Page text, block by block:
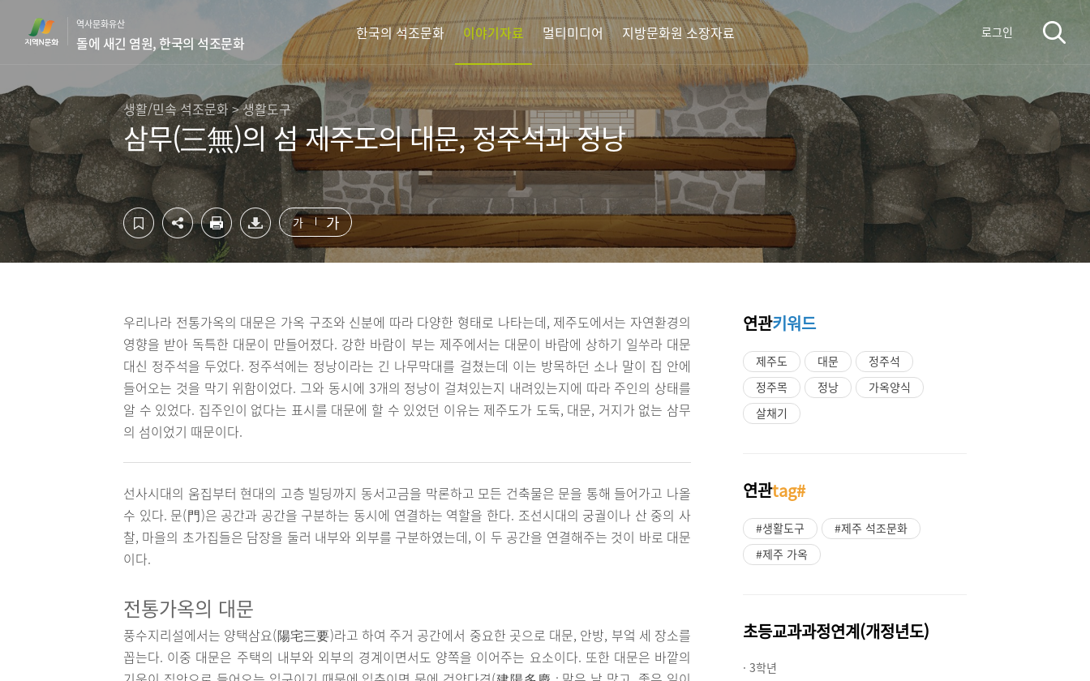
역
바
로
가
기
바
로
가
기
역사문화유산
돌에 새긴 염원, 한국의 석조문화
한국의 석조문화 이야기자료 멀티미디어 지방문화원 소장자료 로그인
생활/민속 석조문화 > 생활도구
삼무(三無)의 섬 제주도의 대문, 정주석과 정낭
가 가
우리나라 전통가옥의 대문은 가옥 구조와 신분에 따라 다양한 형태로 나타는데, 제주도에서는 자연환경의
영향을 받아 독특한 대문이 만들어졌다. 강한 바람이 부는 제주에서는 대문이 바람에 상하기 일쑤라 대문
대신 정주석을 두었다. 정주석에는 정낭이라는 긴 나무막대를 걸쳤는데 이는 방목하던 소나 말이 집 안에
들어오는 것을 막기 위함이었다. 그와 동시에 3개의 정낭이 걸쳐있는지 내려있는지에 따라 주인의 상태를
알 수 있었다. 집주인이 없다는 표시를 대문에 할 수 있었던 이유는 제주도가 도둑, 대문, 거지가 없는 삼무
의 섬이었기 때문이다.
선사시대의 움집부터 현대의 고층 빌딩까지 동서고금을 막론하고 모든 건축물은 문을 통해 들어가고 나올
수 있다. 문(門)은 공간과 공간을 구분하는 동시에 연결하는 역할을 한다. 조선시대의 궁궐이나 산 중의 사
찰, 마을의 초가집들은 담장을 둘러 내부와 외부를 구분하였는데, 이 두 공간을 연결해주는 것이 바로 대문
이다.
전통가옥의 대문
풍수지리설에서는 양택삼요(陽宅三要)라고 하여 주거 공간에서 중요한 곳으로 대문, 안방, 부엌 세 장소를
꼽는다. 이중 대문은 주택의 내부와 외부의 경계이면서도 양쪽을 이어주는 요소이다. 또한 대문은 바깥의
연관키워드
제주도 대문
정주석
정주목
정낭
가옥양식
살채기
연관tag#
#생활도구
#제주 석조문화
#제주 가옥
초등교과과정연계(개정년도)
· 3학년